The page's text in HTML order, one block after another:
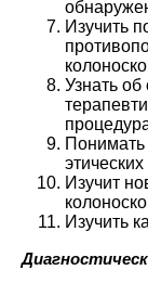
Изучить
Узнать
Изучит
Изучить